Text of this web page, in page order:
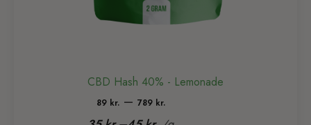
CBD Hash 40% - Lemonade
89 kr. – 789 kr.Prisinterval: